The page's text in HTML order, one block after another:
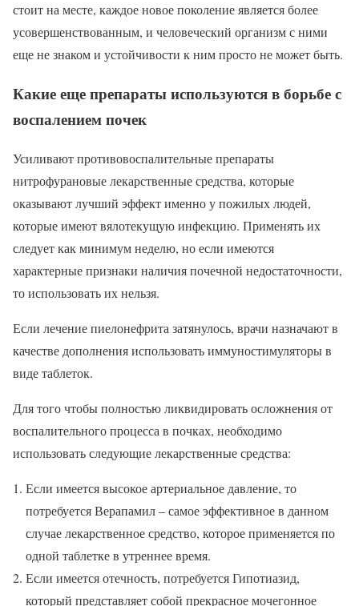
стоит на месте, каждое новое поколение является более
усовершенствованным, и человеческий организм с ними
еще не знаком и устойчивости к ним просто не может быть.
Какие еще препараты используются в борьбе с
воспалением почек
Усиливают противовоспалительные препараты
нитрофурановые лекарственные средства, которые
оказывают лучший эффект именно у пожилых людей,
которые имеют вялотекущую инфекцию. Применять их
следует как минимум неделю, но если имеются
характерные признаки наличия почечной недостаточности,
то использовать их нельзя.
Если лечение пиелонефрита затянулось, врачи назначают в
качестве дополнения использовать иммуностимуляторы в
виде таблеток.
Для того чтобы полностью ликвидировать осложнения от
воспалительного процесса в почках, необходимо
использовать следующие лекарственные средства:
Если имеется высокое артериальное давление, то
потребуется Верапамил – самое эффективное в данном
случае лекарственное средство, которое применяется по
одной таблетке в утреннее время.
Если имеется отечность, потребуется Гипотиазид,
который представляет собой прекрасное мочегонное